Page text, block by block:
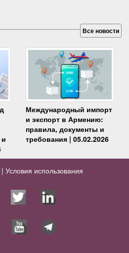
Все новости
Международный импорт
и экспорт в Армению:
правила, документы и
требования | 05.02.2026
Условия использования